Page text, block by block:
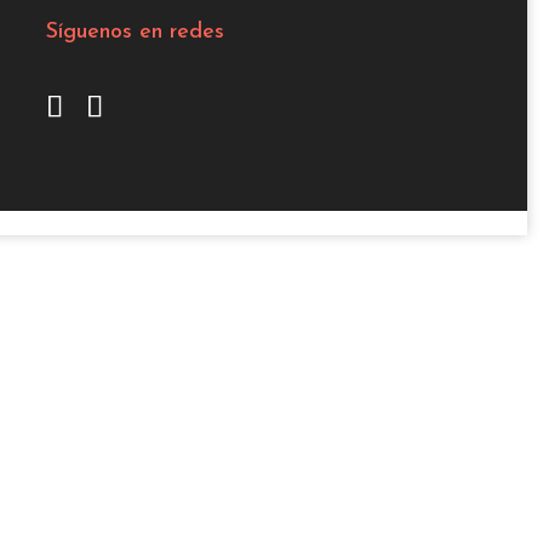
Síguenos en redes